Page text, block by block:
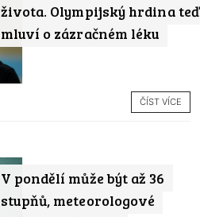
života. Olympijský hrdina teď
mluví o zázračném léku
ČÍST VÍCE
V pondělí může být až 36
stupňů, meteorologové